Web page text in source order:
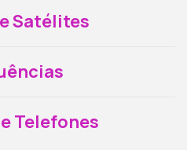
Satélites
Telefones